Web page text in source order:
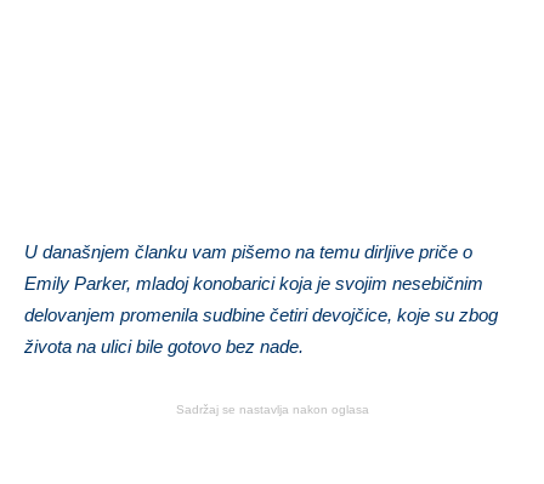
U današnjem članku vam pišemo na temu dirljive priče o
Emily Parker, mladoj konobarici koja je svojim nesebičnim
delovanjem promenila sudbine četiri devojčice, koje su zbog
života na ulici bile gotovo bez nade.
Sadržaj se nastavlja nakon oglasa